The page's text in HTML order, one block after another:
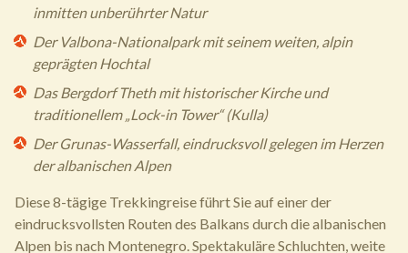
inmitten unberührter Natur
Der Valbona-Nationalpark mit seinem weiten, alpin
geprägten Hochtal
Das Bergdorf Theth mit historischer Kirche und
traditionellem „Lock-in Tower“ (Kulla)
Der Grunas-Wasserfall, eindrucksvoll gelegen im Herzen
der albanischen Alpen
Diese 8-tägige Trekkingreise führt Sie auf einer der
eindrucksvollsten Routen des Balkans durch die albanischen
Alpen bis nach Montenegro. Spektakuläre Schluchten, weite